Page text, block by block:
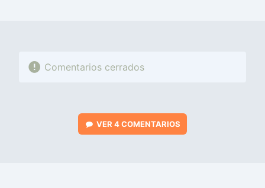
Comentarios cerrados
VER 4 COMENTARIOS